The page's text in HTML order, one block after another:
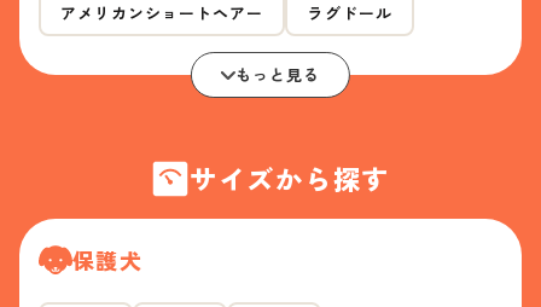
アメリカンショートヘアー ラグドール
もっと見る
サイズから探す
保護犬